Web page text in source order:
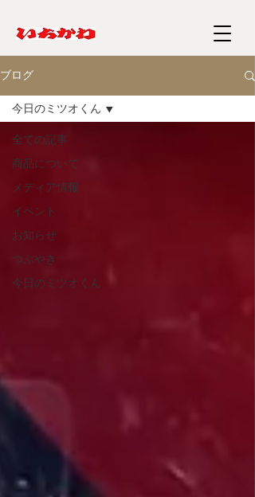
ブログ
全ての記事
商品について
メディア情報
イベント
お知らせ
つぶやき
今日のミツオくん
今日のミツオくん